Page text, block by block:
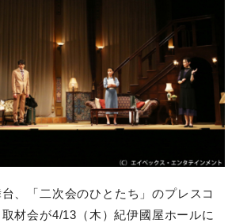
、「二次会のひとたち」のプレスコ
材会が4/13（木）紀伊國屋ホールに